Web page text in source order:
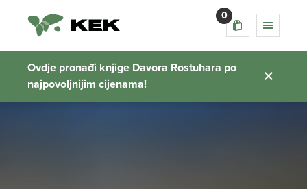
0
Ovdje pronađi knjige Davora Rostuhara po
najpovoljnijim cijenama!